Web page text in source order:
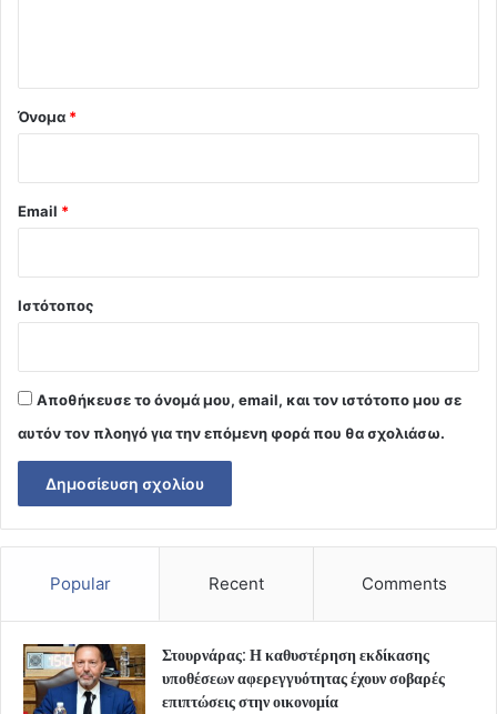
Όνομα *
Email *
Ιστότοπος
Αποθήκευσε το όνομά μου, email, και τον ιστότοπο μου σε
αυτόν τον πλοηγό για την επόμενη φορά που θα σχολιάσω.
Popular Recent Comments
Στουρνάρας: Η καθυστέρηση εκδίκασης
υποθέσεων αφερεγγυότητας έχουν σοβαρές
επιπτώσεις στην οικονομία